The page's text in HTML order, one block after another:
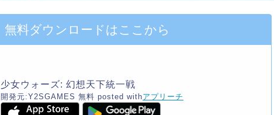
無料ダウンロードはここから
少女ウォーズ: 幻想天下統一戦
開発元:Y2SGAMES 無料 posted withアプリーチ